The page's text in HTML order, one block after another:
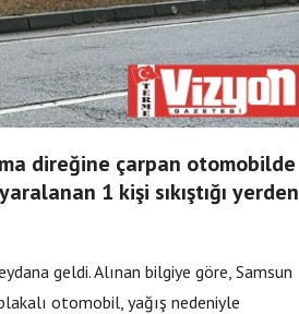
direğine çarpan otomobilde
1 kişi sıkıştığı yerden
geldi. Alınan bilgiye göre, Samsun
otomobil, yağış nedeniyle